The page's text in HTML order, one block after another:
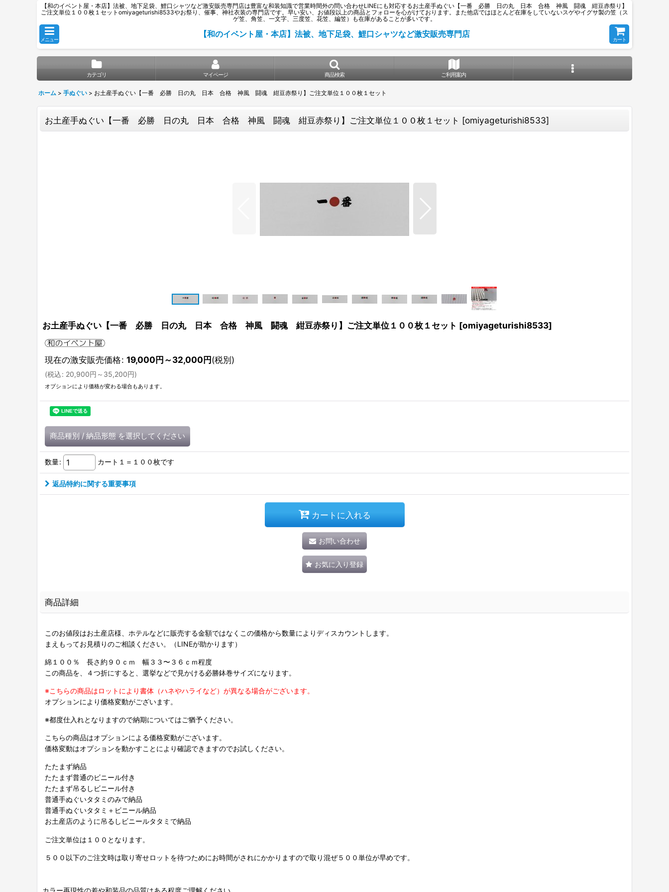
【和のイベント屋・本店】法被、地下足袋、鯉口シャツなど激安販売専門店は豊富な和装知識で営業時間外の問い合わせLINEにも対応するお土産手ぬぐい【一番 必勝 日の丸 日本 合格 神風 闘魂 紺豆赤祭り】
ご注文単位１００枚１セットomiyageturishi8533やお祭り、催事、神社衣装の専門店です。早い安い、お値段以上の商品とフォローを心がけております。また他店ではほとんど在庫をしていないスゲやイグサ製の笠（ス
ゲ笠、角笠、一文字、三度笠、花笠、編笠）も在庫があることが多いです。
メニュー
【和のイベント屋・本店】法被、地下足袋、鯉口シャツなど激安販売専門店
カート
カテゴリ マイページ 商品検索 ご利用案内
ホーム > 手ぬぐい > お土産手ぬぐい【一番 必勝 日の丸 日本 合格 神風 闘魂 紺豆赤祭り】ご注文単位１００枚１セット
お土産手ぬぐい【一番 必勝 日の丸 日本 合格 神風 闘魂 紺豆赤祭り】ご注文単位１００枚１セット [omiyageturishi8533]
お土産手ぬぐい【一番 必勝 日の丸 日本 合格 神風 闘魂 紺豆赤祭り】ご注文単位１００枚１セット [omiyageturishi8533]
現在の激安販売価格: 19,000円～32,000円(税別)
(税込: 20,900円 ～35,200円)
オプションにより価格が変わる場合もあります。
商品種別 / 納品形態 を選択してください
数量: カート１＝１００枚です
返品特約に関する重要事項
カートに入れる
お問い合わせ
お気に入り登録
商品詳細
このお値段はお土産店様、ホテルなどに販売する金額ではなくこの価格から数量によりディスカウントします。
まえもってお見積りのご相談ください。（LINEが助かります）
綿１００％ 長さ約９０ｃｍ 幅３３〜３６ｃｍ程度
この商品を、４つ折にすると、選挙などで見かける必勝鉢巻サイズになります。
※こちらの商品はロットにより書体（ハネやハライなど）が異なる場合がございます。
オプションにより価格変動がございます。
※都度仕入れとなりますので納期についてはご猶予ください。
こちらの商品はオプションによる価格変動がございます。
価格変動はオプションを動かすことにより確認できますのでお試しください。
たたまず納品
たたまず普通のビニール付き
たたまず吊るしビニール付き
普通手ぬぐいタタミのみで納品
普通手ぬぐいタタミ＋ビニール納品
お土産店のように吊るしビニールタタミで納品
ご注文単位は１００となります。
５００以下のご注文時は取り寄せロットを待つためにお時間がされにかかりますので取り混ぜ５００単位が早めです。
カラー再現性の差や和装品の品質はある程度ご理解ください。